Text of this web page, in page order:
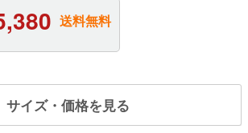
送料無料
サイズ・価格を見る